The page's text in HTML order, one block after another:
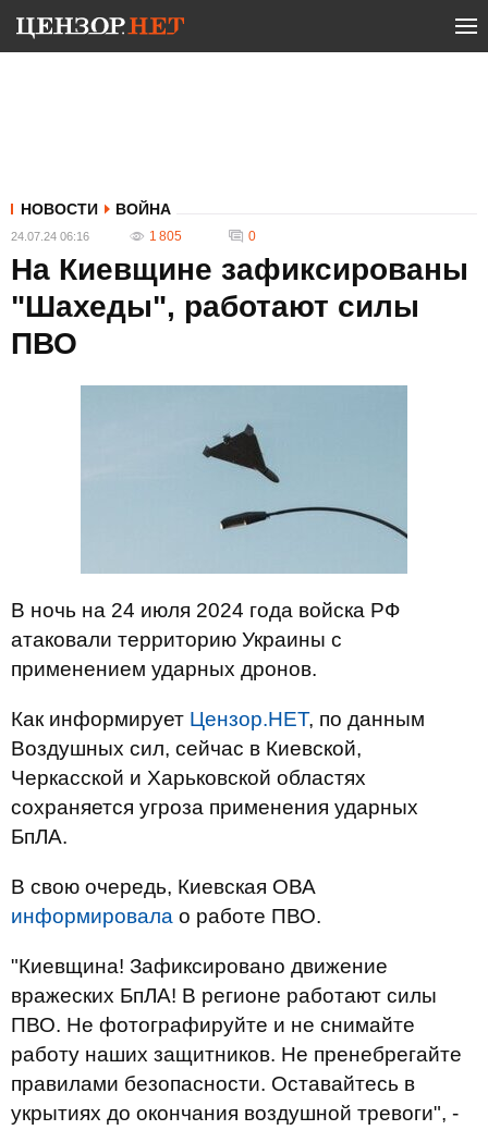
НОВОСТИ ВОЙНА
24.07.24 06:16 1 805 0
На Киевщине зафиксированы
"Шахеды", работают силы
ПВО
В ночь на 24 июля 2024 года войска РФ
атаковали территорию Украины с
применением ударных дронов.
Как информирует Цензор.НЕТ, по данным
Воздушных сил, сейчас в Киевской,
Черкасской и Харьковской областях
сохраняется угроза применения ударных
БпЛА.
В свою очередь, Киевская ОВА
информировала о работе ПВО.
"Киевщина! Зафиксировано движение
вражеских БпЛА! В регионе работают силы
ПВО. Не фотографируйте и не снимайте
работу наших защитников. Не пренебрегайте
правилами безопасности. Оставайтесь в
укрытиях до окончания воздушной тревоги", -